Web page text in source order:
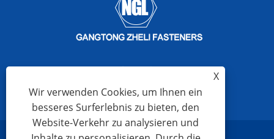
X
Wir verwenden Cookies, um Ihnen ein
besseres Surferlebnis zu bieten, den
Website-Verkehr zu analysieren und